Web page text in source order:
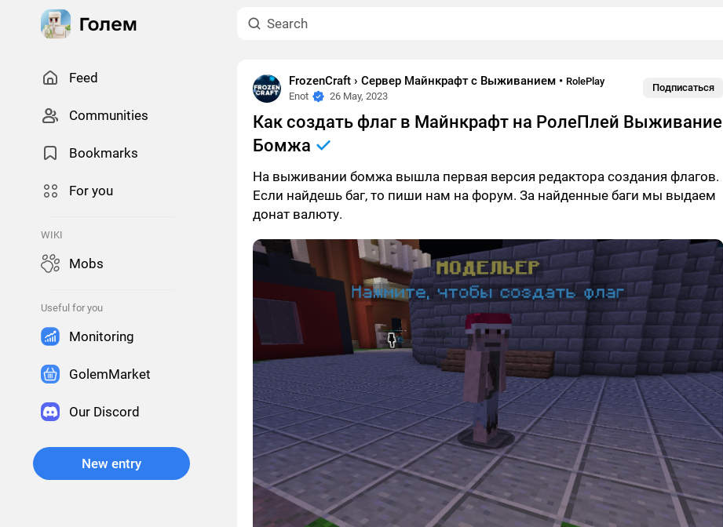
Feed
Сommunities
Bookmarks
For you
WIKI
Mobs
Useful for you
Monitoring
GolemMarket
Our Discord
New entry
FrozenCraft › Сервер Майнкрафт с Выживанием • RolePlay
Enot
26 May, 2023
Подписаться
Как создать флаг в Майнкрафт на РолеПлей Выживание
Бомжа
На выживании бомжа вышла первая версия редактора создания флагов.
Если найдешь баг, то пиши нам на форум. За найденные баги мы выдаем
донат валюту.